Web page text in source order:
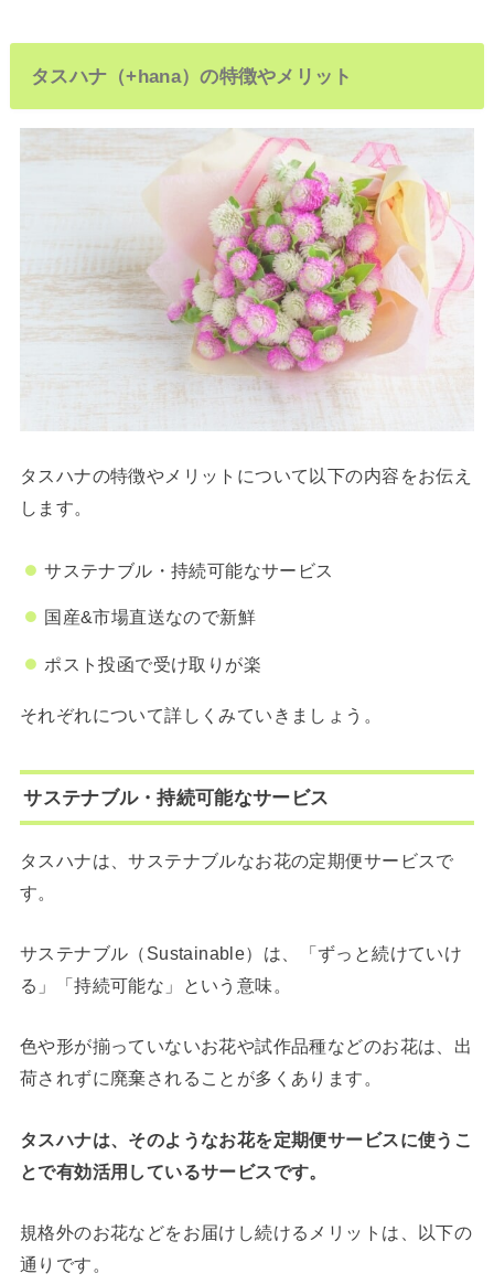
タスハナ（+hana）の特徴やメリット
タスハナの特徴やメリットについて以下の内容をお伝え
します。
サステナブル・持続可能なサービス
国産&市場直送なので新鮮
ポスト投函で受け取りが楽
それぞれについて詳しくみていきましょう。
サステナブル・持続可能なサービス
タスハナは、サステナブルなお花の定期便サービスで
す。
サステナブル（Sustainable）は、「ずっと続けていけ
る」「持続可能な」という意味。
色や形が揃っていないお花や試作品種などのお花は、出
荷されずに廃棄されることが多くあります。
タスハナは、そのようなお花を定期便サービスに使うこ
とで有効活用しているサービスです。
規格外のお花などをお届けし続けるメリットは、以下の
通りです。